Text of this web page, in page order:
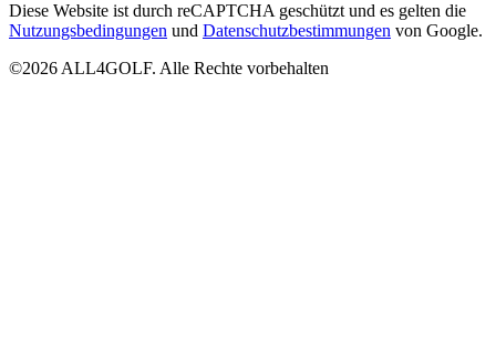
Diese Website ist durch reCAPTCHA geschützt und es gelten die
Nutzungsbedingungen und Datenschutzbestimmungen von Google.
©2026 ALL4GOLF. Alle Rechte vorbehalten